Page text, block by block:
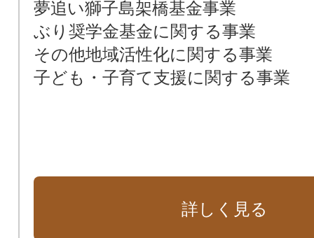
夢追い獅子島架橋基金事業
ぶり奨学金基金に関する事業
その他地域活性化に関する事業
子ども・子育て支援に関する事業
詳しく見る